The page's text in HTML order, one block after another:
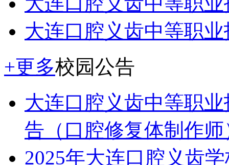
大连口腔义齿中等职
+更多校园公告
大连口腔义齿中等职
告（口腔修复体制作师
2025年大连口腔义齿